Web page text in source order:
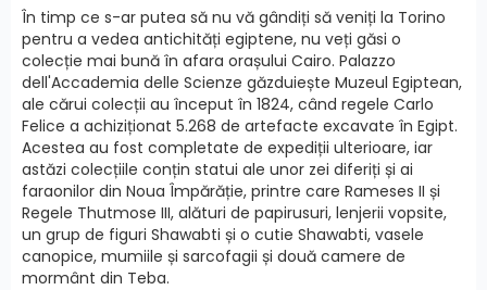
În timp ce s-ar putea să nu vă gândiți să veniți la Torino
pentru a vedea antichități egiptene, nu veți găsi o
colecție mai bună în afara orașului Cairo. Palazzo
dell'Accademia delle Scienze găzduiește Muzeul Egiptean,
ale cărui colecții au început în 1824, când regele Carlo
Felice a achiziționat 5.268 de artefacte excavate în Egipt.
Acestea au fost completate de expediții ulterioare, iar
astăzi colecțiile conțin statui ale unor zei diferiți și ai
faraonilor din Noua Împărăție, printre care Rameses II și
Regele Thutmose III, alături de papirusuri, lenjerii vopsite,
un grup de figuri Shawabti și o cutie Shawabti, vasele
canopice, mumiile și sarcofagii și două camere de
mormânt din Teba.